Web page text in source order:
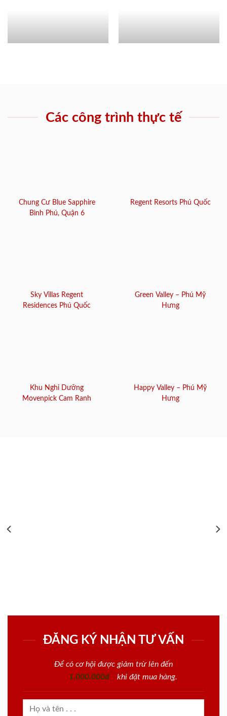
Các công trình thực tế
Chung Cư Blue Sapphire
Bình Phú, Quận 6
Regent Resorts Phú Quốc
Sky Villas Regent
Residences Phú Quốc
Green Valley – Phú Mỹ
Hưng
Khu Nghỉ Dưỡng
Movenpick Cam Ranh
Happy Valley – Phú Mỹ
Hưng
ĐĂNG KÝ NHẬN TƯ VẤN
Để có cơ hội được giảm trừ lên đến
1.000.000đ
khi đặt mua hàng.